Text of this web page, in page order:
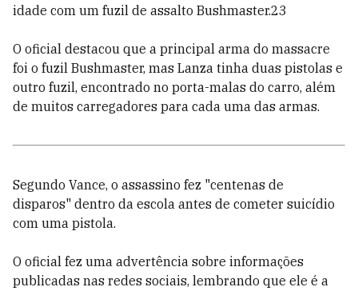
idade com um fuzil de assalto Bushmaster.23
O oficial destacou que a principal arma do massacre
foi o fuzil Bushmaster, mas Lanza tinha duas pistolas e
outro fuzil, encontrado no porta-malas do carro, além
de muitos carregadores para cada uma das armas.
Segundo Vance, o assassino fez "centenas de
disparos" dentro da escola antes de cometer suicídio
com uma pistola.
O oficial fez uma advertência sobre informações
publicadas nas redes sociais, lembrando que ele é a